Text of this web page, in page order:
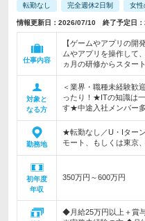
転勤なし 完全週休2日制 女性
情報更新日：2026/07/10 終了予定日
仕事内容
【ゲームやアプリの
ムやアプリを操作して
ヵ月の研修からスタート
対象と
なる方
＜業界・職種未経験歓
ったり！★ITの知識は
す★中途入社メンバー
勤務地
★転勤なし／U・Iター
モート、もしくは東京
初年度
年収
350万円～600万円
◆月給25万円以上＋賞